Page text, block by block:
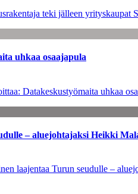
teki jälleen yrityskaupat
uhkaa osaajapula
Datakeskustyömaita uhkaa
– aluejohtajaksi Heikki
laajentaa Turun seudulle –